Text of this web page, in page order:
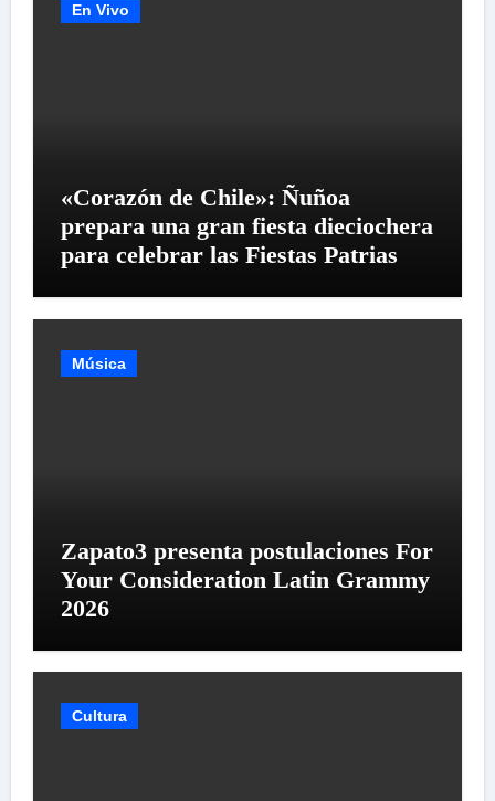
En Vivo
«Corazón de Chile»: Ñuñoa
prepara una gran fiesta dieciochera
para celebrar las Fiestas Patrias
Música
Zapato3 presenta postulaciones For
Your Consideration Latin Grammy
2026
Cultura